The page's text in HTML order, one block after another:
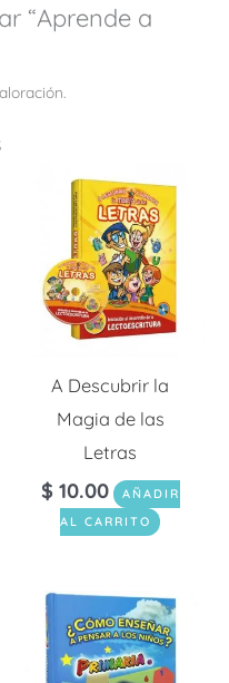
“Aprende a
A Descubrir la
Magia de las
Letras
$ 10.00
AÑADIR
AL CARRITO